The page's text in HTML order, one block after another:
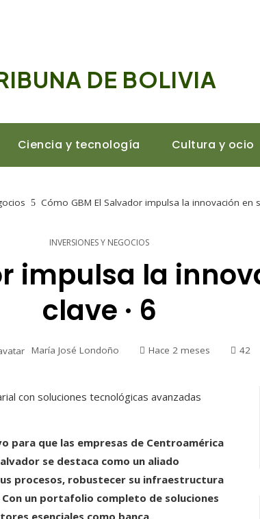
DE BOLIVIA
Ciencia y tecnología Cultura y ocio
Cómo GBM El Salvador impulsa la innovación en
INVERSIONES Y NEGOCIOS
impulsa la
clave · 6
María José Londoño Hace 2 meses 42
para que las empresas de Centroamérica
se destaca como un aliado
procesos, robustecer su infraestructura
un portafolio completo de soluciones
esenciales como banca,